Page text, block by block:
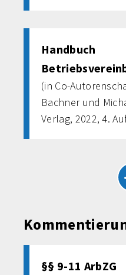
Handbuch
(in Co-
Bachner und
Verlag, 2022, 4.
§§ 9-11 ArbZG